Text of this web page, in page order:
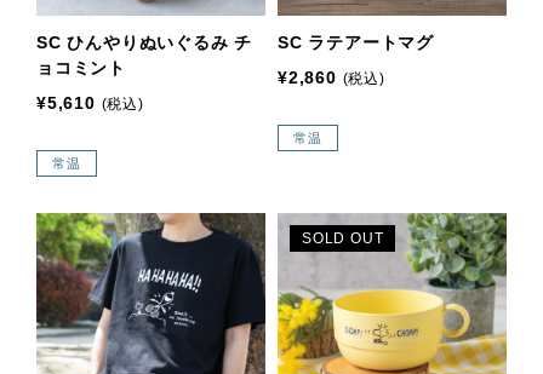
SC ひんやりぬいぐるみ チ
ョコミント
¥5,610 (税込)
常温
SC ラテアートマグ
¥2,860 (税込)
常温
SOLD OUT